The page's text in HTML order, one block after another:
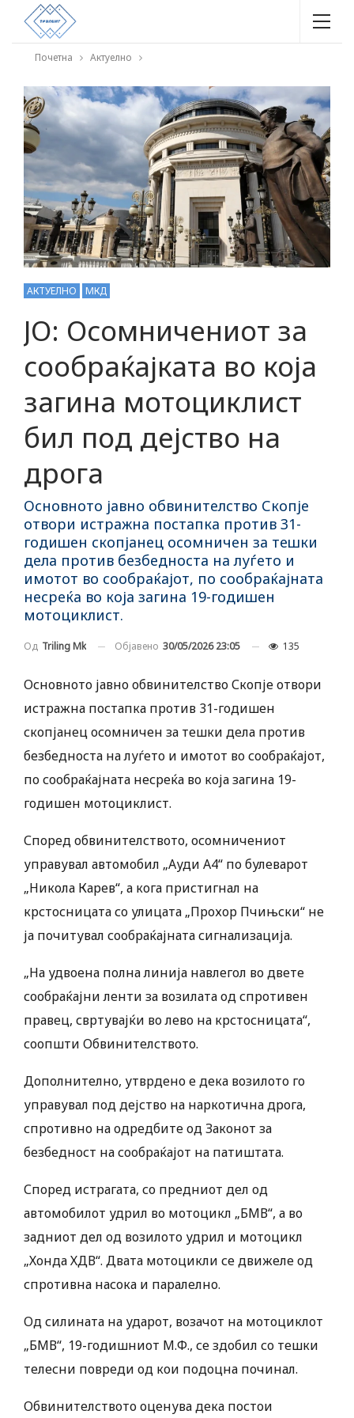
Почетна Актуелно
АКТУЕЛНО МКД
ЈО: Осомничениот за
сообраќајката во која
загина мотоциклист
бил под дејство на
дрога
Основното јавно обвинителство Скопје
отвори истражна постапка против 31-
годишен скопјанец осомничен за тешки
дела против безбедноста на луѓето и
имотот во сообраќајот, по сообраќајната
несреќа во која загина 19-годишен
мотоциклист.
Од Triling Mk Објавено 30/05/2026 23:05 135
Основното јавно обвинителство Скопје отвори
истражна постапка против 31-годишен
скопјанец осомничен за тешки дела против
безбедноста на луѓето и имотот во сообраќајот,
по сообраќајната несреќа во која загина 19-
годишен мотоциклист.
Според обвинителството, осомничениот
управувал автомобил „Ауди А4“ по булеварот
„Никола Карев“, а кога пристигнал на
крстосницата со улицата „Прохор Пчињски“ не
ја почитувал сообраќајната сигнализација.
„На удвоена полна линија навлегол во двете
сообраќајни ленти за возилата од спротивен
правец, свртувајќи во лево на крстосницата“,
соопшти Обвинителството.
Дополнително, утврдено е дека возилото го
управувал под дејство на наркотична дрога,
спротивно на одредбите од Законот за
безбедност на сообраќајот на патиштата.
Според истрагата, со предниот дел од
автомобилот удрил во мотоцикл „БМВ“, а во
задниот дел од возилото удрил и мотоцикл
„Хонда ХДВ“. Двата мотоцикли се движеле од
спротивна насока и паралелно.
Од силината на ударот, возачот на мотоциклот
„БМВ“, 19-годишниот М.Ф., се здобил со тешки
телесни повреди од кои подоцна починал.
Обвинителството оценува дека постои